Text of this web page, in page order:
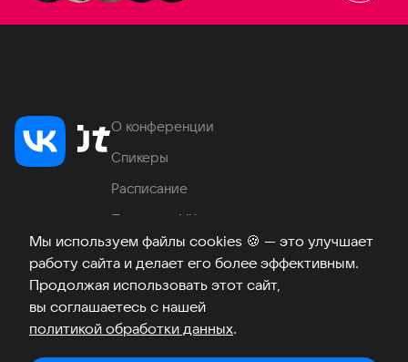
Мы используем файлы cookies 🍪 — это улучшает
работу сайта и делает его более эффективным.
Продолжая использовать этот сайт,
вы соглашаетесь с нашей
политикой обработки данных.
О конференции
Спикеры
Расписание
Продукты VK
Место проведения
Часто задаваемые вопросы
ТелеграмВКонтакте
Хабр
Возникли вопросы? ©2026